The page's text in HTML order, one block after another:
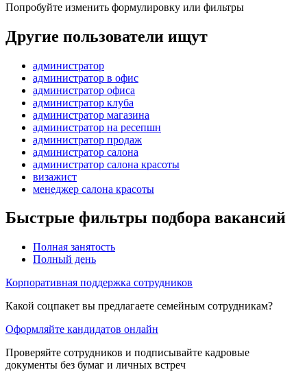
Попробуйте изменить формулировку или фильтры
Другие пользователи ищут
администратор
администратор в офис
администратор офиса
администратор клуба
администратор магазина
администратор на ресепшн
администратор продаж
администратор салона
администратор салона красоты
визажист
менеджер салона красоты
Быстрые фильтры подбора вакансий
Полная занятость
Полный день
Корпоративная поддержка сотрудников
Какой соцпакет вы предлагаете семейным сотрудникам?
Оформляйте кандидатов онлайн
Проверяйте сотрудников и подписывайте кадровые
документы без бумаг и личных встреч